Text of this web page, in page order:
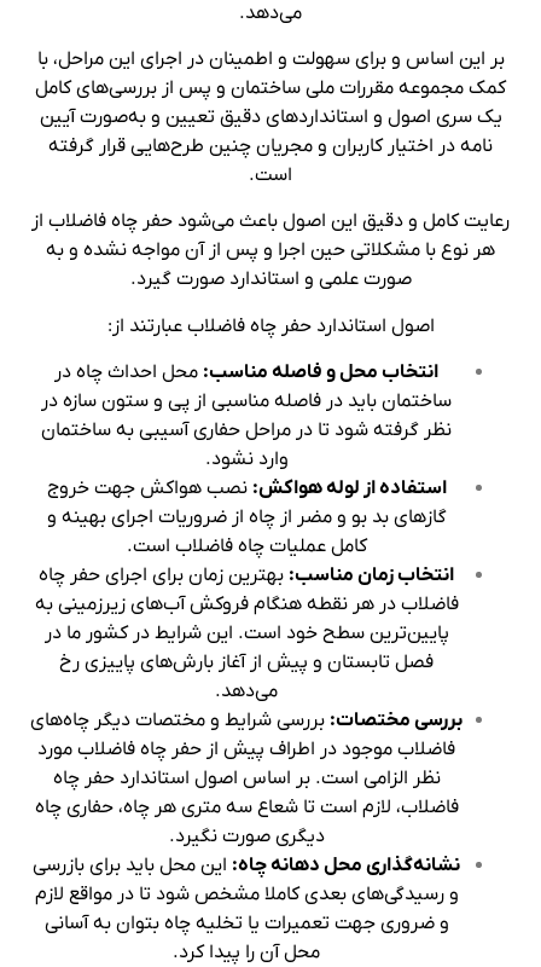
می‌دهد.
بر این اساس و برای سهولت و اطمینان در اجرای این مراحل، با
کمک مجموعه مقررات ملی ساختمان و پس از بررسی‌های کامل
یک سری اصول و استانداردهای دقیق تعیین و به‌صورت آیین
نامه در اختیار کاربران و مجریان چنین طرح‌هایی قرار گرفته
است.
رعایت کامل و دقیق این اصول باعث می‌شود حفر چاه فاضلاب از
هر نوع با مشکلاتی حین اجرا و پس از آن مواجه نشده و به
صورت علمی و استاندارد صورت گیرد.
اصول استاندارد حفر چاه فاضلاب عبارتند از:
انتخاب محل و فاصله مناسب: محل احداث چاه در
ساختمان باید در فاصله مناسبی از پی و ستون‌ سازه در
نظر گرفته شود تا در مراحل حفاری آسیبی به ساختمان
وارد نشود.
استفاده از لوله هواکش: نصب هواکش جهت خروج
گازهای بد بو و مضر از چاه از ضروریات اجرای بهینه و
کامل عملیات چاه فاضلاب است.
انتخاب زمان مناسب: بهترین زمان برای اجرای حفر چاه
فاضلاب در هر نقطه هنگام فروکش آب‌های زیرزمینی به
پایین‌ترین سطح خود است. این شرایط در کشور ما در
فصل تابستان و پیش از آغاز بارش‌های پاییزی رخ
می‌دهد.
بررسی مختصات: بررسی شرایط و مختصات دیگر چاه‌های
فاضلاب موجود در اطراف پیش از حفر چاه فاضلاب مورد
نظر الزامی است. بر اساس اصول استاندارد حفر چاه
فاضلاب، لازم است تا شعاع سه متری هر چاه، حفاری چاه
دیگری صورت نگیرد.
نشانه‌گذاری محل دهانه چاه: این محل باید برای بازرسی
و رسیدگی‌های بعدی کاملا مشخص شود تا در مواقع لازم
و ضروری جهت تعمیرات یا تخلیه چاه بتوان به آسانی
محل آن را پیدا کرد.